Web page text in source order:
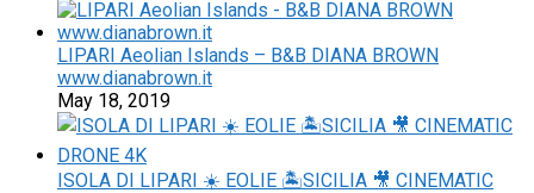
LIPARI Aeolian Islands – B&B DIANA BROWN
www.dianabrown.it
May 18, 2019
ISOLA DI LIPARI ☀️ EOLIE 🏝SICILIA 🎥 CINEMATIC